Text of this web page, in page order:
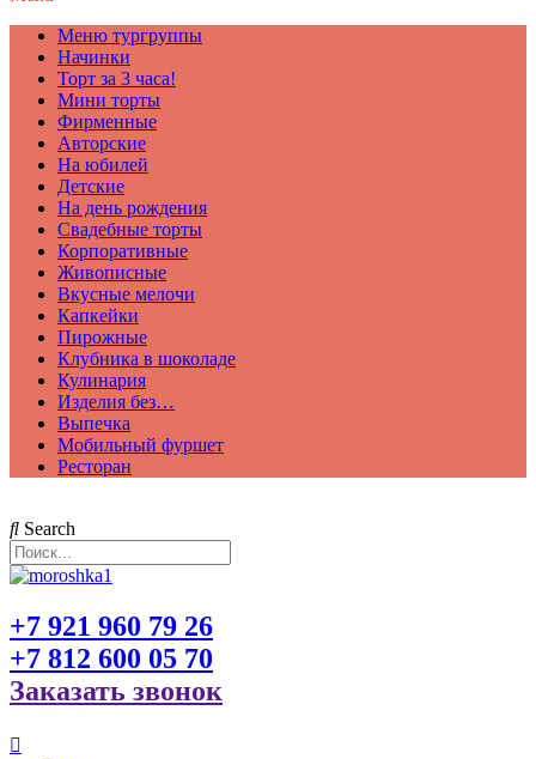
Меню тургруппы
Начинки
Торт за 3 часа!
Мини торты
Фирменные
Авторские
На юбилей
Детские
На день рождения
Свадебные торты
Корпоративные
Живописные
Вкусные мелочи
Капкейки
Пирожные
Клубника в шоколаде
Кулинария
Изделия без…
Выпечка
Мобильный фуршет
Ресторан
Search
+7 921 960 79 26
+7 812 600 05 70
Заказать звонок